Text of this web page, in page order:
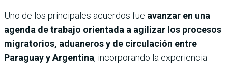
Uno de los principales acuerdos fue avanzar en una
agenda de trabajo orientada a agilizar los procesos
migratorios, aduaneros y de circulación entre
Paraguay y Argentina, incorporando la experiencia